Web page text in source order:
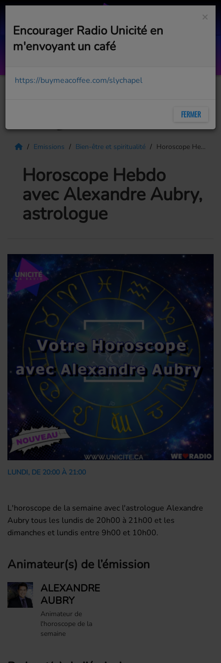
Am I Wrong
Emissions Bien-être et spiritualité Horoscope Hebdo avec Alexandre Aubry, astrologue
Horoscope Hebdo
avec Alexandre Aubry,
astrologue
LUNDI, DE 20:00 À 21:00
L'horoscope de la semaine avec l'astrologue Alexandre
Aubry tous les lundis de 20h00 à 21h00 et les
dimanches et lundis entre 9h00 et 10h00.
Animateur(s) de l’émission
ALEXANDRE
AUBRY
Animateur de
l'horoscope de la
semaine
×
Encourager Radio Unicité en
m'envoyant un café
https://buymeacoffee.com/slychapel
FERMER